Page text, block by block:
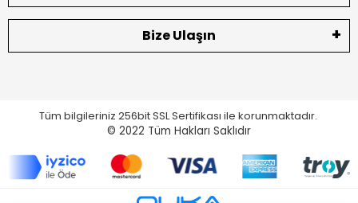
Bize Ulaşın
Tüm bilgileriniz 256bit SSL Sertifikası ile korunmaktadır.
© 2022 Tüm Hakları Saklıdır